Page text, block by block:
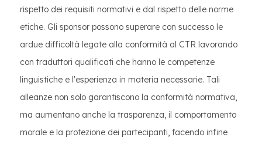
rispetto dei requisiti normativi e dal rispetto delle norme
etiche. Gli sponsor possono superare con successo le
ardue difficoltà legate alla conformità al CTR lavorando
con traduttori qualificati che hanno le competenze
linguistiche e l'esperienza in materia necessarie. Tali
alleanze non solo garantiscono la conformità normativa,
ma aumentano anche la trasparenza, il comportamento
morale e la protezione dei partecipanti, facendo infine